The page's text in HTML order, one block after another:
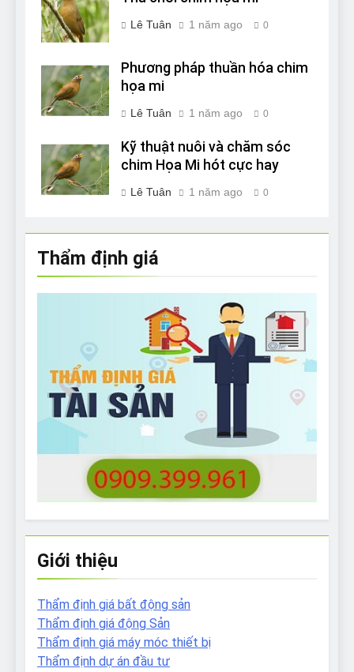
Lê Tuân 1 năm ago 0
Phương pháp thuần hóa chim
họa mi
Lê Tuân 1 năm ago 0
Kỹ thuật nuôi và chăm sóc
chim Họa Mi hót cực hay
Lê Tuân 1 năm ago 0
Thẩm định giá
Giới thiệu
Thẩm định giá bất động sản
Thẩm định giá động Sản
Thẩm định giá máy móc thiết bị
Thẩm định dự án đầu tư